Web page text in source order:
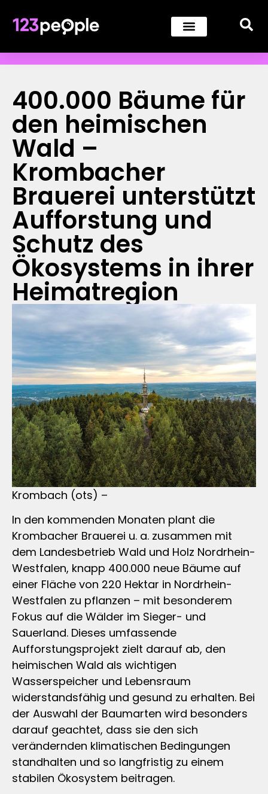
400.000 Bäume für
den heimischen
Wald –
Krombacher
Brauerei unterstützt
Aufforstung und
Schutz des
Ökosystems in ihrer
Heimatregion
Krombach (ots) –
In den kommenden Monaten plant die
Krombacher Brauerei u. a. zusammen mit
dem Landesbetrieb Wald und Holz Nordrhein-
Westfalen, knapp 400.000 neue Bäume auf
einer Fläche von 220 Hektar in Nordrhein-
Westfalen zu pflanzen – mit besonderem
Fokus auf die Wälder im Sieger- und
Sauerland. Dieses umfassende
Aufforstungsprojekt zielt darauf ab, den
heimischen Wald als wichtigen
Wasserspeicher und Lebensraum
widerstandsfähig und gesund zu erhalten. Bei
der Auswahl der Baumarten wird besonders
darauf geachtet, dass sie den sich
verändernden klimatischen Bedingungen
standhalten und so langfristig zu einem
stabilen Ökosystem beitragen.